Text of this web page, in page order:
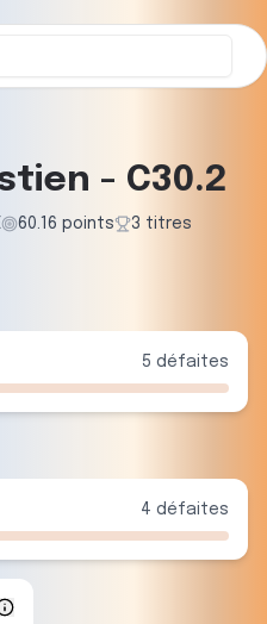
- C30.2
60.16 points 3 titres
5 défaites
4 défaites